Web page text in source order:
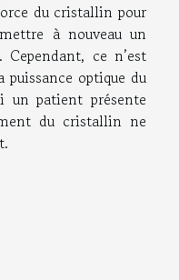
du cristallin pour
à nouveau un
ce n’est
optique du
patient présente
du cristallin ne